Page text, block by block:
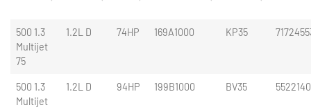
500 1.3
Multijet
75
1.2L D 74HP 169A1000 KP35
500 1.3
Multijet
1.2L D 94HP 199B1000 BV35